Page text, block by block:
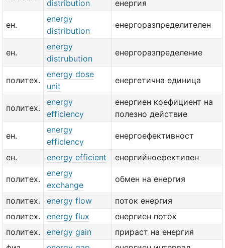
distribution
енергия
ен.
energy
distribution
енергоразпределителен
ен.
energy
distrubution
енергоразпределение
политех.
energy dose
unit
енергетична единица
политех.
energy
efficiency
енергиен коефициент на
полезно действие
ен.
energy
efficiency
енергоефективност
ен. energy efficient енергийноефективен
политех.
energy
exchange
обмен на енергия
политех. energy flow
поток енергия
политех.
energy flux
енергиен поток
политех.
energy gain
прираст на енергия